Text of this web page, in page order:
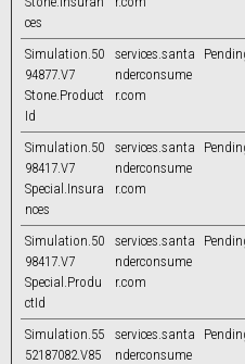
ces
Simulation.50
94877.V7
Stone.Product
Id
services.santa
nderconsume
r.com
Simulation.50
98417.V7
Special.Insura
nces
services.santa
nderconsume
r.com
Simulation.50
98417.V7
Special.Produ
ctId
services.santa
nderconsume
r.com
Simulation.55
52187082.V85
services.santa
nderconsume